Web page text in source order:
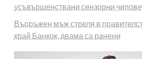
усъвършенствани сензорни чипове
Въоръжен мъж стреля в
край Банкок, двама са ранени